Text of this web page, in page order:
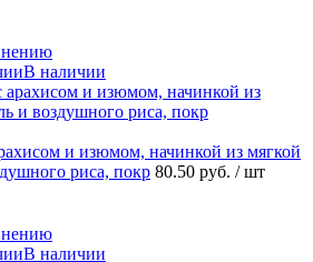
В наличии
и изюмом, начинкой из мягкой
риса, покр 80.50 руб. / шт
В наличии